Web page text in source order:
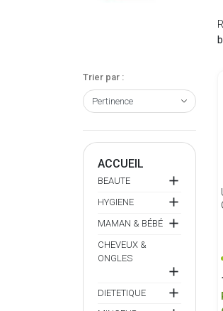
Trier par :
ACCUEIL
BEAUTE 
HYGIENE 
MAMAN & BÉBÉ 
CHEVEUX &
ONGLES

DIETETIQUE 